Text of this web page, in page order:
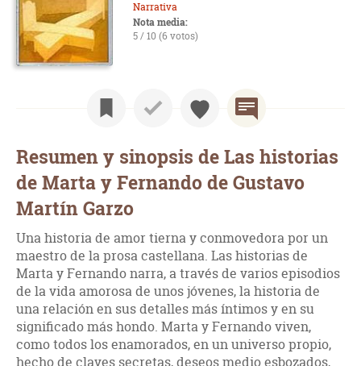
Narrativa
Nota media:
5 / 10 (6 votos)
Resumen y sinopsis de Las historias
de Marta y Fernando de Gustavo
Martín Garzo
Una historia de amor tierna y conmovedora por un
maestro de la prosa castellana. Las historias de
Marta y Fernando narra, a través de varios episodios
de la vida amorosa de unos jóvenes, la historia de
una relación en sus detalles más íntimos y en su
significado más hondo. Marta y Fernando viven,
como todos los enamorados, en un universo propio,
hecho de claves secretas, deseos medio esbozados,